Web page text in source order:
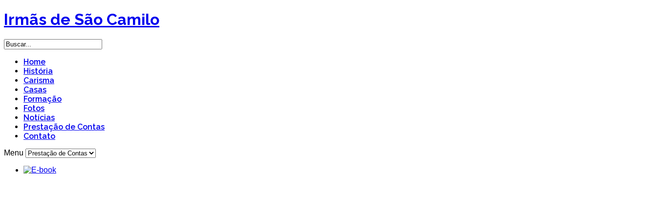
Irmãs de São Camilo
Home
História
Carisma
Casas
Formação
Fotos
Notícias
Prestação de Contas
Contato
Menu